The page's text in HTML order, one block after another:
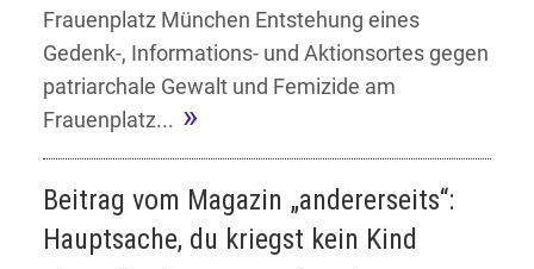
Frauenplatz München Entstehung eines
Gedenk-, Informations- und Aktionsortes gegen
patriarchale Gewalt und Femizide am
Frauenplatz...
Beitrag vom Magazin „andererseits“:
Hauptsache, du kriegst kein Kind